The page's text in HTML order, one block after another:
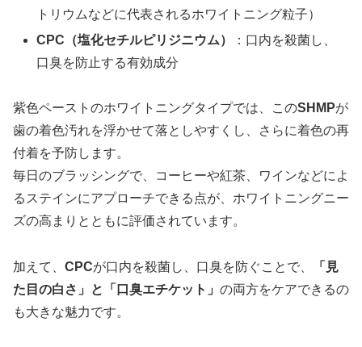
トリウムなどに代表されるホワイトニング粒子）
CPC（塩化セチルピリジニウム）
：口内を殺菌し、
口臭を防止する有効成分
紫色ペーストのホワイトニングタイプでは、このSHMPが
歯の着色汚れを浮かせて落としやすくし、さらに着色の再
付着を予防します。
毎日のブラッシングで、コーヒーや紅茶、ワインなどによ
るステインにアプローチできる点が、ホワイトニングニー
ズの高まりとともに評価されています。
加えて、 CPCが口内を殺菌し、口臭を防ぐことで、
「見
た目の白さ」と「口臭エチケット」 の両方をケアできるの
も大きな魅力です。